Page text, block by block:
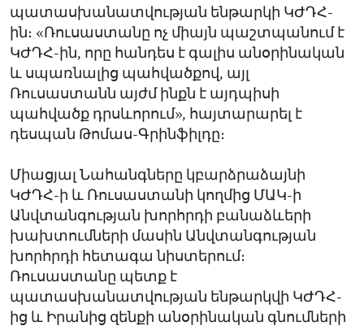
պատասխանատվության ենթարկի ԿԺԴՀ-
ին։ «Ռուսաստանը ոչ միայն պաշտպանում է
ԿԺԴՀ-ին, որը հանդես է գալիս անօրինական
և սպառնալից պահվածքով, այլ
Ռուսաստանն այժմ ինքն է այդպիսի
պահվածք դրսևորում», հայտարարել է
դեսպան Թոմաս-Գրինֆիլդը։
Միացյալ Նահանգները կբարձրաձայնի
ԿԺԴՀ-ի և Ռուսաստանի կողմից ՄԱԿ-ի
Անվտանգության խորհրդի բանաձևերի
խախտումների մասին Անվտանգության
խորհրդի հետագա նիստերում։
Ռուսաստանը պետք է
պատասխանատվության ենթարկվի ԿԺԴՀ-
ից և Իրանից զենքի անօրինական գնումների